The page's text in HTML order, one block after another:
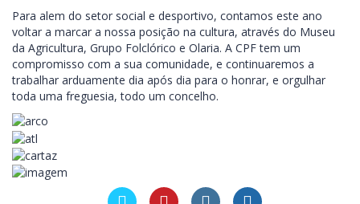
Para alem do setor social e desportivo, contamos este ano
voltar a marcar a nossa posição na cultura, através do Museu
da Agricultura, Grupo Folclórico e Olaria. A CPF tem um
compromisso com a sua comunidade, e continuaremos a
trabalhar arduamente dia após dia para o honrar, e orgulhar
toda uma freguesia, todo um concelho.